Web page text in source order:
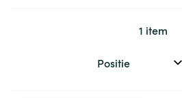
1 item
Sorteer op: